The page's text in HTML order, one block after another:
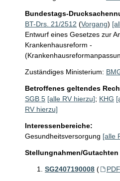
Bundestags-
BT-Drs. 21/2512 (Vorgang)
Entwurf eines Gesetzes zur
Krankenhausreform -
Zuständiges Ministerium:
Betroffenes geltendes
SGB 5 [alle RV hierzu]; KHG
RV hierzu]
Interessenbereiche:
Gesundheitsversorgung [alle
Stellungnahmen/Gutachten
SG2407190008 (